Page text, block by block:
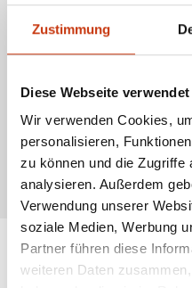
Zustimmung
Diese Webseite
Wir verwenden Cookies,
personalisieren,
zu können und die Zugriffe
analysieren. Außerdem
Verwendung unserer
soziale Medien, Werbung
Partner führen diese
weiteren Daten
einen natürlichen Aufstieg zu
Nassfliegen sind besonders
Auch in Stillgewässern lassen sich
Insekten.
gut für Einsteiger. Sie gehören zur
sie eine bewährte Methode zum
* Alle Preise inkl. gesetzl. Mehrwertsteuer
beschrieben